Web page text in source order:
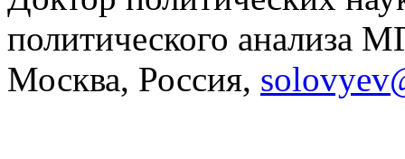
политического
Москва, Россия,